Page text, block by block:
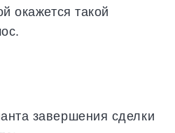
окажется такой
завершения сделки